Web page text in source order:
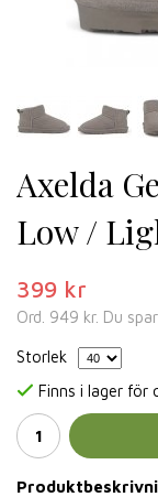
Axelda
Low /
399 kr
Ord. 949 kr. Du
Storlek
Finns i lager för